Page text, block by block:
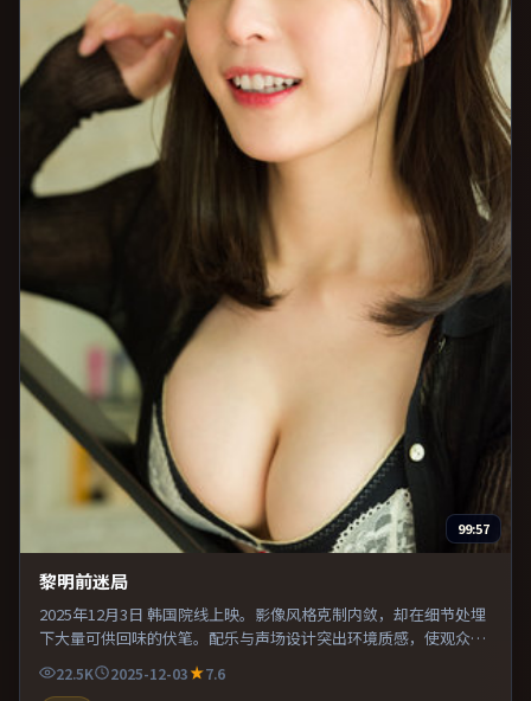
99:57
黎明前迷局
2025年12月3日 韩国院线上映。影像风格克制内敛，却在细节处埋
下大量可供回味的伏笔。配乐与声场设计突出环境质感，使观众更
易沉浸其中。适合喜欢现实主义题材的观众，情绪后劲较足。
22.5K 2025-12-03
7.6